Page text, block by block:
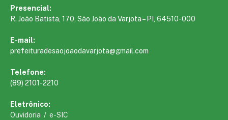
Presencial:
R. João Batista, 170, São João da Varjota – PI, 64510-000
E-mail:
prefeituradesaojoaodavarjota@gmail.com
Telefone:
(89) 2101-2210
Eletrônico:
Ouvidoria / e-SIC